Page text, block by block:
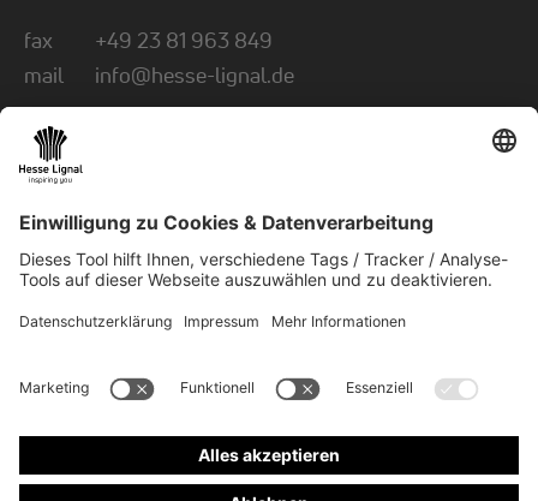
fax
+49 23 81 963 849
mail
info@hesse-lignal.de
Newsletter
Monatliche News über innovative Produkte
Wählen Sie Ihr Themengebiet: Handwerk oder
© 2026 Hesse GmbH & Co. KG
Newsletter
Kontakt AGB AEB Impressum